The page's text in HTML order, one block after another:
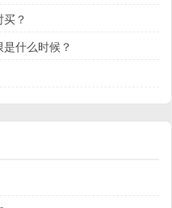
？
什么时候？